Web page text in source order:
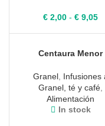
€ 2,00 - € 9,05
€
Centaura Menor
Granel, Infusiones
Granel, té y café
Alimentación
In stock